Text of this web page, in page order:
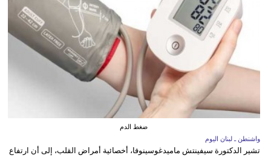
ضغط الدم
واشنطن ـ لبنان اليوم
تشير الدكتورة سيفينتش ماميدغوسينوفا، أخصائية أمراض القلب، إلى أن ارتفاع